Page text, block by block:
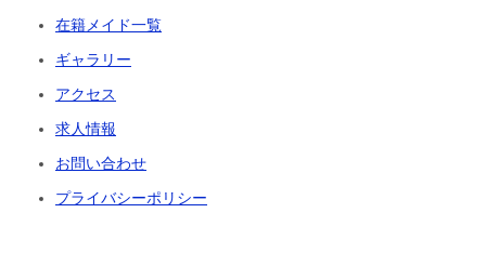
在籍メイド一覧
ギャラリー
アクセス
求人情報
お問い合わせ
プライバシーポリシー